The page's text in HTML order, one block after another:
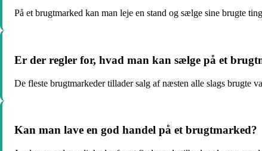
På et brugtmarked kan man leje en stand og sælge sine brugte
Er der regler for, hvad man kan sælge på et
De fleste brugtmarkeder tillader salg af næsten alle slags brugte
Kan man lave en god handel på et brugtmarked?